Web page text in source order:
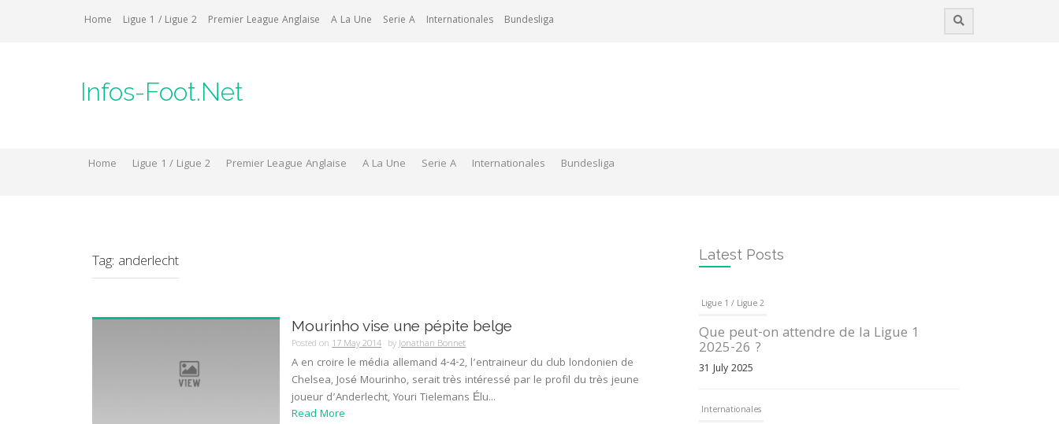
Home Ligue 1 / Ligue 2 Premier League Anglaise A La Une Serie A Internationales Bundesliga
Infos-Foot.Net
Home Ligue 1 / Ligue 2 Premier League Anglaise A La Une Serie A Internationales Bundesliga
Tag: anderlecht
Mourinho vise une pépite belge
Posted on17 May 2014 byJonathan Bonnet
A en croire le média allemand 4-4-2, l’entraineur du club londonien de
Chelsea, José Mourinho, serait très intéressé par le profil du très jeune
joueur d’Anderlecht, Youri Tielemans Élu...
Read More
Latest Posts
Ligue 1 / Ligue 2
Que peut-on attendre de la Ligue 1
2025-26 ?
31 July 2025
Internationales